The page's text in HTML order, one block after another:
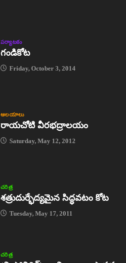
పర్యాటకం
గండికోట
Friday, October 3, 2014
ఆలయాలు
రాయచోటి వీరభద్రాలయం
Saturday, May 12, 2012
చరిత్ర
శత్రుదుర్భేద్యమైన సిద్ధవటం కోట
Tuesday, May 17, 2011
చరిత్ర